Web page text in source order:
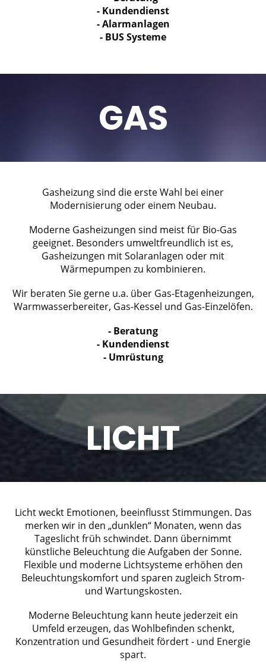
- Kundendienst
- Alarmanlagen
- BUS Systeme
GAS
Gasheizung sind die erste Wahl bei einer
Modernisierung oder einem Neubau.
Moderne Gasheizungen sind meist für Bio-Gas
geeignet. Besonders umweltfreundlich ist es,
Gasheizungen mit Solaranlagen oder mit
Wärmepumpen zu kombinieren.
Wir beraten Sie gerne u.a. über Gas-Etagenheizungen,
Warmwasserbereiter, Gas-Kessel und Gas-Einzelöfen.
- Beratung
- Kundendienst
- Umrüstung
LICHT
Licht weckt Emotionen, beeinflusst Stimmungen. Das
merken wir in den „dunklen“ Monaten, wenn das
Tageslicht früh schwindet. Dann übernimmt
künstliche Beleuchtung die Aufgaben der Sonne.
Flexible und moderne Lichtsysteme erhöhen den
Beleuchtungskomfort und sparen zugleich Strom-
und Wartungskosten.
Moderne Beleuchtung kann heute jederzeit ein
Umfeld erzeugen, das Wohlbefinden schenkt,
Konzentration und Gesundheit fördert - und Energie
spart.